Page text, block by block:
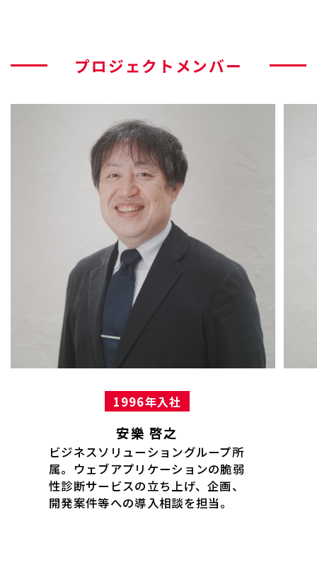
プロジェクトメンバー
1996年入社
安樂 啓之
ビジネスソリューショングループ所
属。ウェブアプリケーションの脆弱
性診断サービスの立ち上げ、企画、
開発案件等への導入相談を担当。